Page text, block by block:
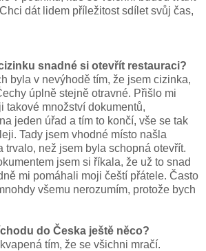
dát lidem příležitost sdílet svůj čas,
snadné si otevřít restauraci?
byla v nevýhodě tím, že jsem cizinka,
úplně stejně otravné. Přišlo mi
takové množství dokumentů,
jeden úřad a tím to končí, vše se tak
Tady jsem vhodné místo našla
trvalo, než jsem byla schopná otevřít.
jsem si říkala, že už to snad
mi pomáhali moji čeští přátele. Často
všemu nerozumím, protože bych
do Česka ještě něco?
tím, že se všichni mračí.